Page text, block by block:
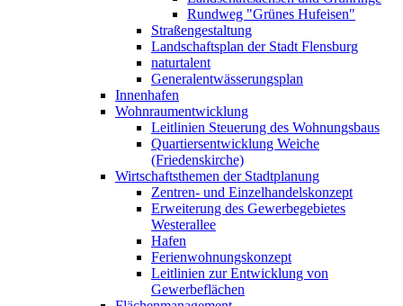
Rundweg "Grünes Hufeisen"
Straßengestaltung
Landschaftsplan der Stadt Flensburg
naturtalent
Generalentwässerungsplan
Innenhafen
Wohnraumentwicklung
Leitlinien Steuerung des Wohnungsbaus
Quartiersentwicklung Weiche
(Friedenskirche)
Wirtschaftsthemen der Stadtplanung
Zentren- und Einzelhandelskonzept
Erweiterung des Gewerbegebietes
Westerallee
Hafen
Ferienwohnungskonzept
Leitlinien zur Entwicklung von
Gewerbeflächen